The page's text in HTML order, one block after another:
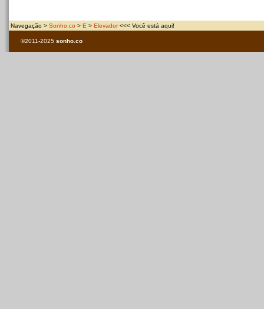
Navegação > Sonho.co > E > Elevador<<< Você está aqui!
©2011-2025 sonho.co